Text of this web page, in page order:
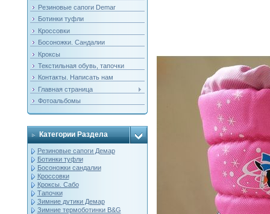
Резиновые сапоги Demar
Ботинки туфли
Кроссовки
Босоножки. Сандалии
Кроксы
Текстильная обувь, тапочки
Контакты. Написать нам
Главная страница
Фотоальбомы
Категории Раздела
Резиновые сапоги Демар
Ботинки туфли
Босоножки сандалии
Кроссовки
Кроксы. Сабо
Тапочки
Зимние дутики Демар
Зимние термоботинки B&G